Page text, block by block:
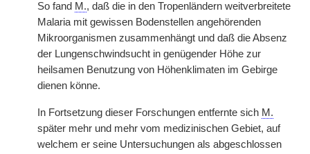
So fand M., daß die in den Tropenländern weitverbreitete
Malaria mit gewissen Bodenstellen angehörenden
Mikroorganismen zusammenhängt und daß die Absenz
der Lungenschwindsucht in genügender Höhe zur
heilsamen Benutzung von Höhenklimaten im Gebirge
dienen könne.
In Fortsetzung dieser Forschungen entfernte sich M.
später mehr und mehr vom medizinischen Gebiet, auf
welchem er seine Untersuchungen als abgeschlossen